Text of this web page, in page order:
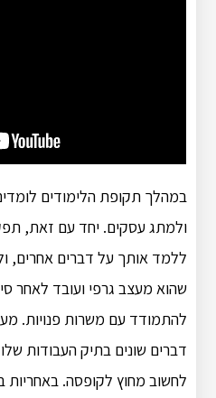
במהלך תקופת הלימודים
ולמתג עסקים. יחד עם זאת,
ללמד אותך על דברים אחרים,
שהוא מעצב גרפי ועובד לאחר
להתמודד עם משרות פנויות.
דברים שונים בתיק העבודות
לחשוב מחוץ לקופסה.